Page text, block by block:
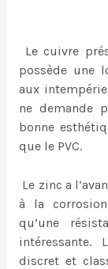
Le cuivre
possède une
aux
ne demande
bonne
que le PVC.
Le zinc a
à la
qu’une
intéressante.
discret et